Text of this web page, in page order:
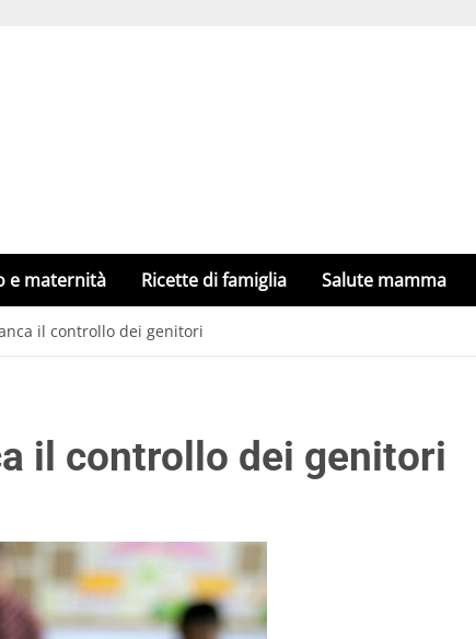
e maternità Ricette di famiglia Salute mamma
il controllo dei genitori
il controllo dei genitori